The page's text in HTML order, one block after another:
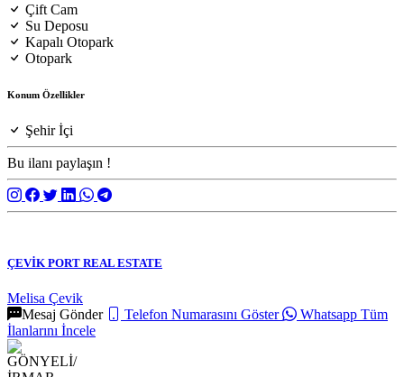
Çift Cam
Su Deposu
Kapalı Otopark
Otopark
Konum Özellikler
Şehir İçi
Bu ilanı paylaşın !
ÇEVİK PORT REAL ESTATE
Melisa Çevik
Mesaj Gönder
Telefon Numarasını Göster Whatsapp Tüm
İlanlarını İncele